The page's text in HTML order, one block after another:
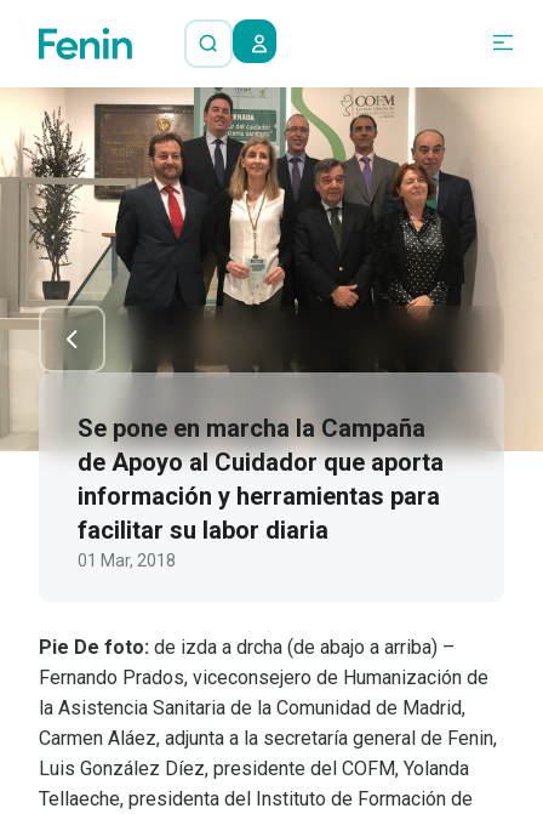
Se pone en marcha la Campaña
de Apoyo al Cuidador que aporta
información y herramientas para
facilitar su labor diaria
01 Mar, 2018
Pie De foto: de izda a drcha (de abajo a arriba) –
Fernando Prados, viceconsejero de Humanización de
la Asistencia Sanitaria de la Comunidad de Madrid,
Carmen Aláez, adjunta a la secretaría general de Fenin,
Luis González Díez, presidente del COFM, Yolanda
Tellaeche, presidenta del Instituto de Formación de